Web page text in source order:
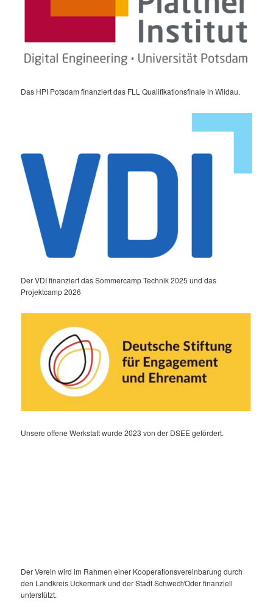
Das HPI Potsdam finanziert das FLL Qualifikationsfinale in Wildau.
Der VDI finanziert das Sommercamp Technik 2025 und das
Projektcamp 2026
Unsere offene Werkstatt wurde 2023 von der DSEE gefördert.
Der Verein wird im Rahmen einer Kooperationsvereinbarung durch
den Landkreis Uckermark und der Stadt Schwedt/Oder finanziell
unterstützt.